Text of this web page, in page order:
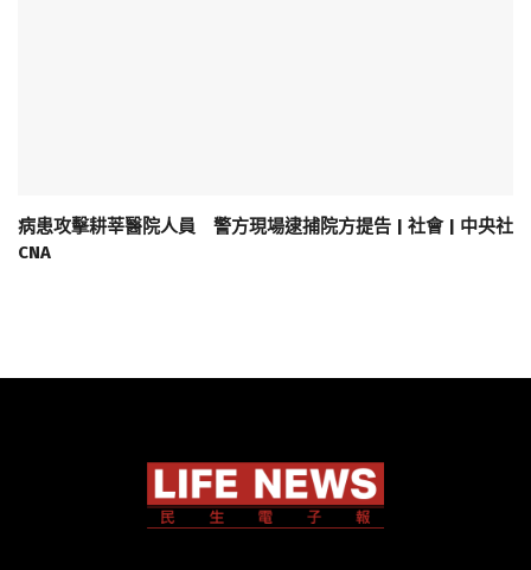
病患攻擊耕莘醫院人員 警方現場逮捕院方提告 | 社會 | 中央社
CNA